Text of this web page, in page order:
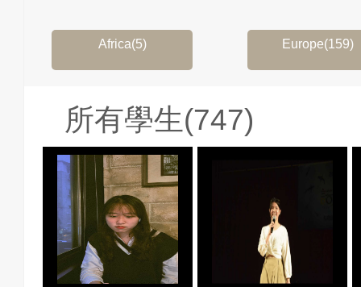
Africa(5) Europe(159)
所有學生(747)